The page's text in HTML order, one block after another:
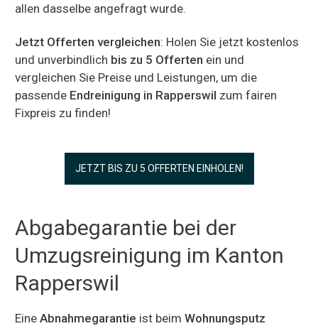
allen dasselbe angefragt wurde.
Jetzt Offerten vergleichen: Holen Sie jetzt kostenlos
und unverbindlich bis zu 5 Offerten ein und
vergleichen Sie Preise und Leistungen, um die
passende Endreinigung in Rapperswil zum fairen
Fixpreis zu finden!
JETZT BIS ZU 5 OFFERTEN EINHOLEN!
Abgabegarantie bei der
Umzugsreinigung im Kanton
Rapperswil
Eine Abnahmegarantie ist beim Wohnungsputz